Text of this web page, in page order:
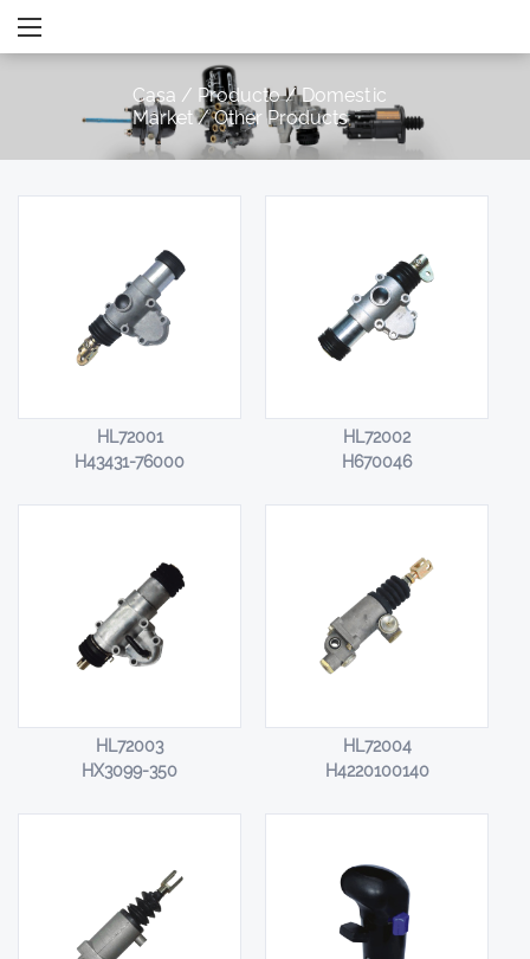
Casa / Producto/Domestic
Market/Other Products
HL72001
H43431-76000
HL72002
H670046
HL72003
HX3099-350
HL72004
H4220100140